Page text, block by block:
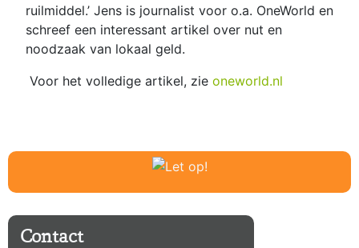
ruilmiddel.’ Jens is journalist voor o.a. OneWorld en
schreef een interessant artikel over nut en
noodzaak van lokaal geld.
Voor het volledige artikel, zie oneworld.nl
Contact